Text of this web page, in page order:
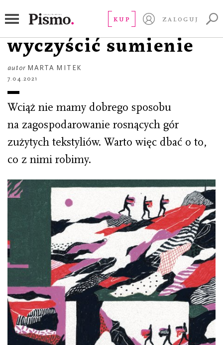
KUP ZALOGUJ
Wyczyścić szafę,
wyczyścić sumienie
autor MARTA MITEK
7.04.2021
Wciąż nie mamy dobrego sposobu
na zagospodarowanie rosnących gór
zużytych tekstyliów. Warto więc dbać o to,
co z nimi robimy.